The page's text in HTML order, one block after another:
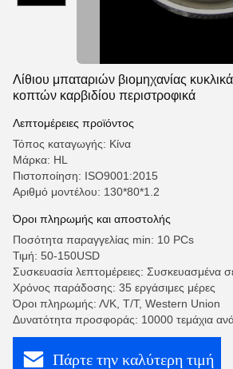
Λίθιου μπαταριών βιομηχανίας
κοπτών καρβιδίου περιστροφικά
Λεπτομέρειες προϊόντος
Τόπος καταγωγής: Κίνα
Μάρκα: HL
Πιστοποίηση: ISO9001:2015
Αριθμό μοντέλου: 130*80*1.2
Όροι πληρωμής και αποστολής
Ποσότητα παραγγελίας min: 10 PCs
Τιμή: 50-150USD
Συσκευασία λεπτομέρειες: Συσκευασμένα
Χρόνος παράδοσης: 35 εργάσιμες μέρες
Όροι πληρωμής: Λ/Κ, Τ/Τ, Western Union
Δυνατότητα προσφοράς: 10000 τεμάχια
Πάρτε την καλύτερη τιμή